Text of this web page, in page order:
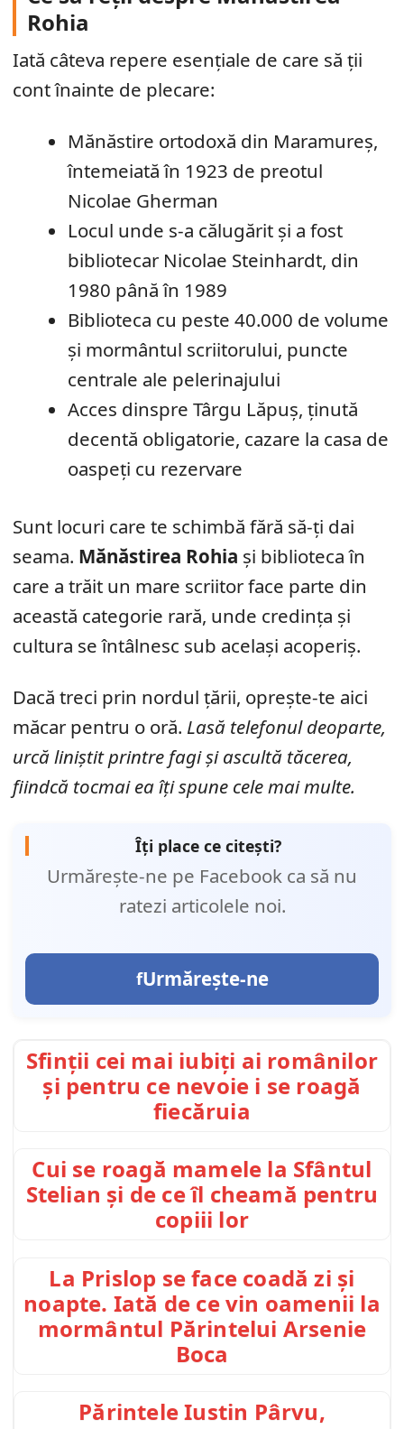
Rohia
Iată câteva repere esențiale de care să ții
cont înainte de plecare:
Mănăstire ortodoxă din Maramureș,
întemeiată în 1923 de preotul
Nicolae Gherman
Locul unde s-a călugărit și a fost
bibliotecar Nicolae Steinhardt, din
1980 până în 1989
Biblioteca cu peste 40.000 de volume
și mormântul scriitorului, puncte
centrale ale pelerinajului
Acces dinspre Târgu Lăpuș, ținută
decentă obligatorie, cazare la casa de
oaspeți cu rezervare
Sunt locuri care te schimbă fără să-ți dai
seama. Mănăstirea Rohia și biblioteca în
care a trăit un mare scriitor face parte din
această categorie rară, unde credința și
cultura se întâlnesc sub același acoperiș.
Dacă treci prin nordul țării, oprește-te aici
măcar pentru o oră. Lasă telefonul deoparte,
urcă liniștit printre fagi și ascultă tăcerea,
fiindcă tocmai ea îți spune cele mai multe.
Îți place ce citești?
Urmărește-ne pe Facebook ca să nu
ratezi articolele noi.
Urmărește-ne
Sfinții cei mai iubiți ai românilor
și pentru ce nevoie i se roagă
fiecăruia
Cui se roagă mamele la Sfântul
Stelian și de ce îl cheamă pentru
copiii lor
La Prislop se face coadă zi și
noapte. Iată de ce vin oamenii la
mormântul Părintelui Arsenie
Boca
Părintele Iustin Pârvu,